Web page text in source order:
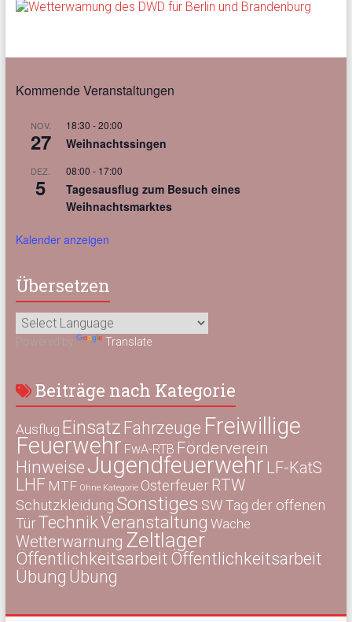
Kommende Veranstaltungen
NOV.
27
18:30 -20:00
Weihnachtssingen
DEZ.
5
08:00 - 17:00
Tagesausflug zum Besuch eines
Weihnachtsmarktes
Kalender anzeigen
Übersetzen
Powered by Translate
Beiträge nach Kategorie
Ausflug Einsatz Fahrzeuge Freiwillige
Feuerwehr FwA-RTB Förderverein
HinweiseJugendfeuerwehr LF-KatS
LHF MTF Ohne Kategorie Osterfeuer RTW
SchutzkleidungSonstiges SWTag der offenen
TürTechnikVeranstaltung Wache
Wetterwarnung Zeltlager
Öffentlichkeitsarbeit Öffentlichkeitsarbeit
Übung Übung